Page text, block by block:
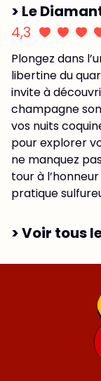
> Le
4,3
Plongez dans
libertine du
invite à
champagne
vos nuits
pour explorer
ne manquez
tour à
pratique
> Voir tous